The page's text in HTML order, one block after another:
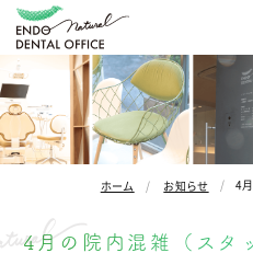
ホーム お知らせ 4
4月の院内混雑（スタ